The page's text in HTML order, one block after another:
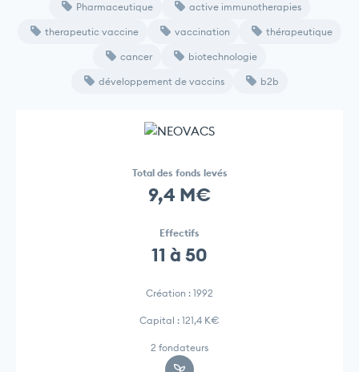
Pharmaceutique active immunotherapies
therapeutic vaccine vaccination thérapeutique
cancer biotechnologie
développement de vaccins b2b
Total des fonds levés
9,4 M€
Effectifs
11 à 50
Création : 1992
Capital : 121,4 K€
2 fondateurs